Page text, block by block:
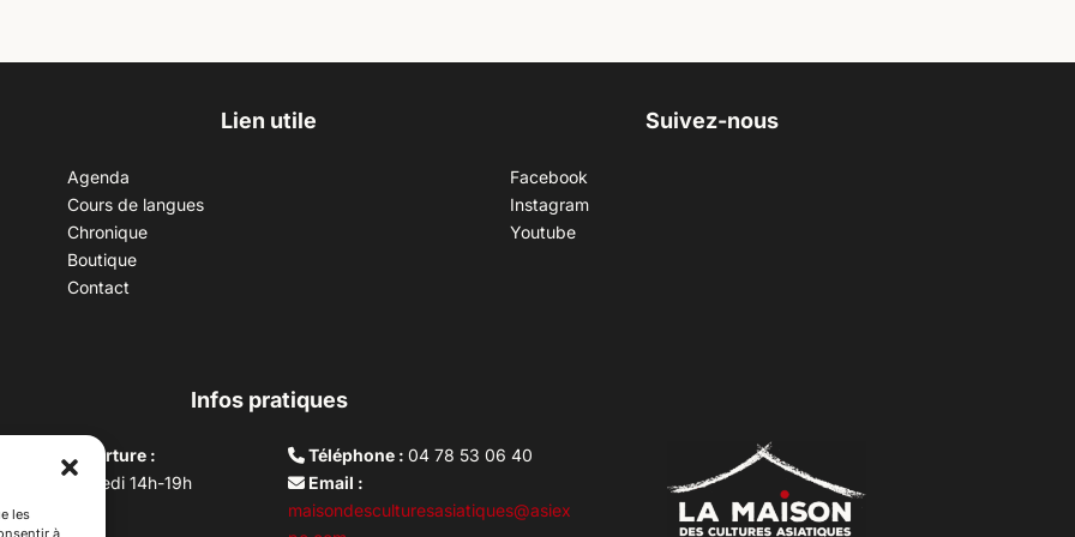
les
à
Lien utile
Agenda
Cours de langues
Chronique
Boutique
Contact
Suivez-nous
Facebook
Instagram
Youtube
Infos pratiques
d’ouverture :
au vendredi 14h-19h
10h –17h
Téléphone :04 78 53 06 40
Email :
maisondesculturesasiatiques@asiex